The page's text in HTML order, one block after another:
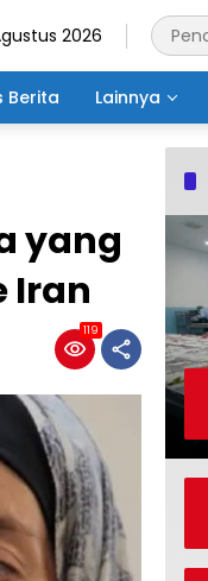
2026
Berita Lainnya
yang
Iran
119